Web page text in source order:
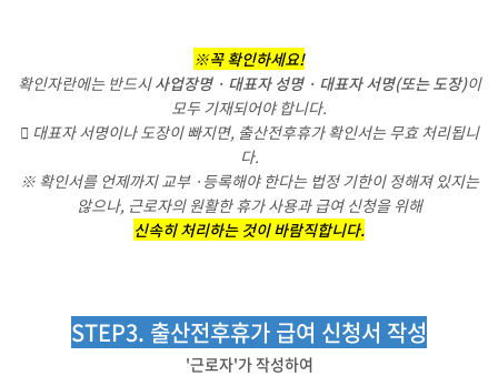
※꼭 확인하세요!
확인자란에는 반드시사업장명 · 대표자 성명 · 대표자 서명(또는 도장)이
모두 기재되어야 합니다.
 대표자 서명이나 도장이 빠지면, 출산전후휴가 확인서는 무효 처리됩니
다.
※ 확인서를 언제까지 교부 ·등록해야 한다는 법정 기한이 정해져 있지는
않으나, 근로자의 원활한 휴가 사용과 급여 신청을 위해
신속히 처리하는 것이 바람직합니다.
STEP3. 출산전후휴가 급여 신청서 작성
'근로자'가 작성하여